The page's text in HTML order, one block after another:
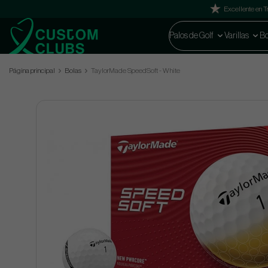
Excellente en
Palos de Golf Varillas
Página principal Bolas TaylorMade SpeedSoft - White